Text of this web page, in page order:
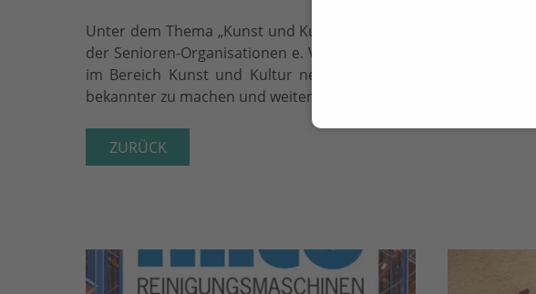
Unter dem Thema „Kunst und Kultur als Schlüssel zur Teilhabe
der Senioren-Organisationen e. V. – mit dem GERAS-Preis
im Bereich Kunst und Kultur neue Wege gehen. Mit dem
bekannter zu machen und weitere Einrichtungen und
ZURÜCK